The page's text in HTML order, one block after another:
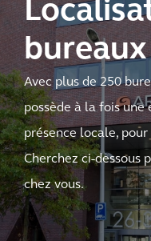
bureaux
Avec plus de 250
possède à la fois
présence locale, pour
Cherchez ci-dessous
chez vous.